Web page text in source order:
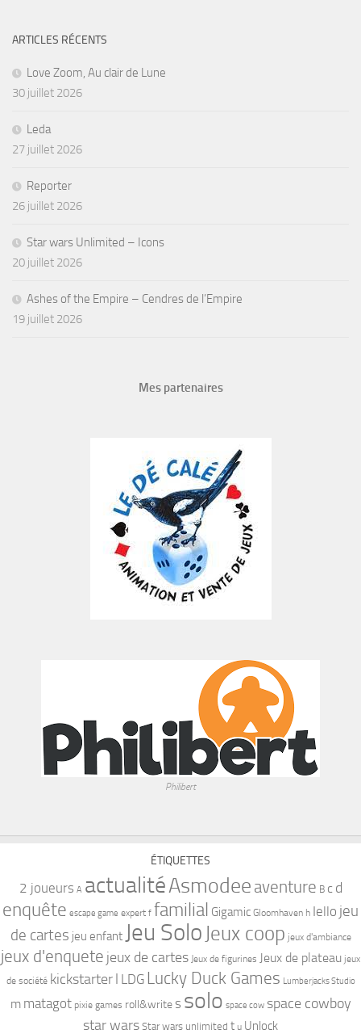
ARTICLES RÉCENTS
Love Zoom, Au clair de Lune
30 juillet 2026
Leda
27 juillet 2026
Reporter
26 juillet 2026
Star wars Unlimited – Icons
20 juillet 2026
Ashes of the Empire – Cendres de l’Empire
19 juillet 2026
Mes partenaires
Philibert
ÉTIQUETTES
2 joueurs A actualitéAsmodee aventure B c d
enquête escape game expert f familial Gigamic Gloomhaven h Iello jeu
de cartes jeu enfantJeu Solo Jeux coop jeux d'ambiance
jeux d'enquete jeux de cartes Jeux de figurines Jeux de plateau jeux
de société kickstarter l LDG Lucky Duck Games Lumberjacks Studio
m matagot pixie games roll&write s solo space cow space cowboy
star wars Star wars unlimited t u Unlock